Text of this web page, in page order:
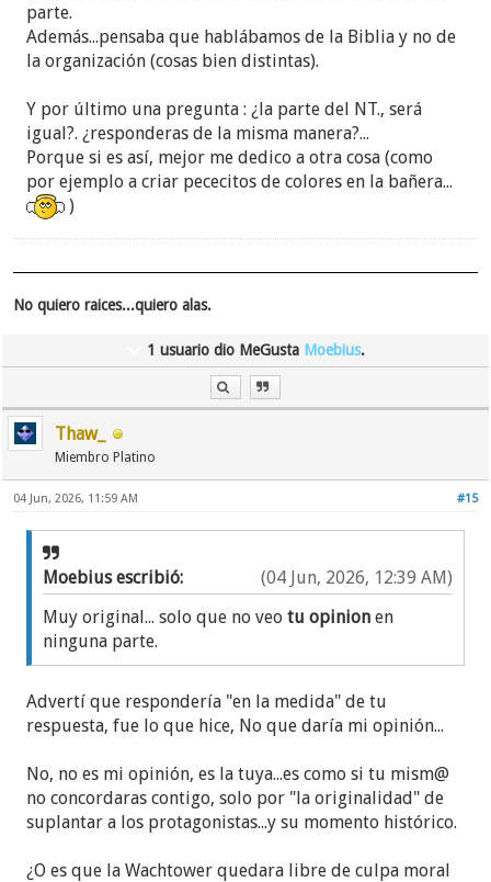
parte.
Además...pensaba que hablábamos de la Biblia y no de
la organización (cosas bien distintas).
Y por último una pregunta : ¿la parte del NT., será
igual?. ¿responderas de la misma manera?...
Porque si es así, mejor me dedico a otra cosa (como
por ejemplo a criar pececitos de colores en la bañera...
)
No quiero raices...quiero alas.
1 usuario dio MeGusta Moebius.
Thaw_
Miembro Platino
#15
04 Jun, 2026, 11:59 AM
(04 Jun, 2026, 12:39 AM)
Moebius escribió:
Muy original... solo que no veotu opinionen
ninguna parte.
Advertí que respondería "en la medida" de tu
respuesta, fue lo que hice, No que daría mi opinión...
No, no es mi opinión, es la tuya...es como si tu mism@
no concordaras contigo, solo por "la originalidad" de
suplantar a los protagonistas...y su momento histórico.
¿O es que la Wachtower quedara libre de culpa moral